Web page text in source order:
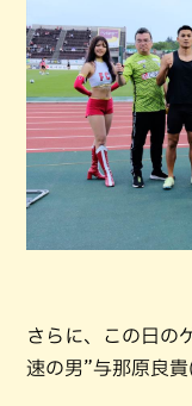
さらに、この日の
速の男”与那原良